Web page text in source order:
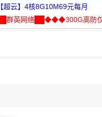
88元/月
【超云】4核8G10M69元每月
██群英网络██◆◆◆300G高防